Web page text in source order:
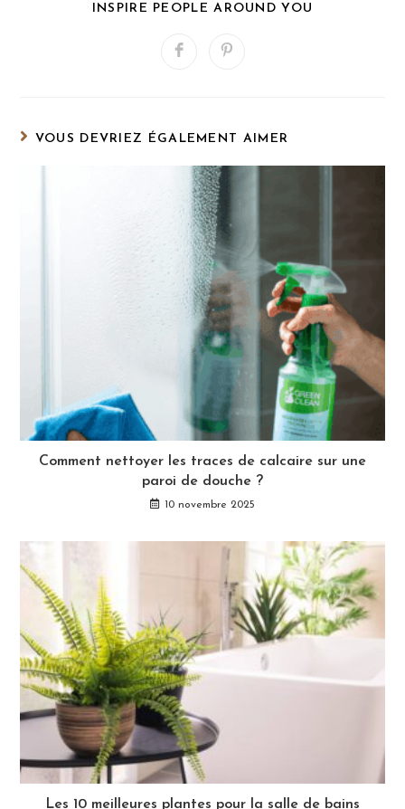
INSPIRE PEOPLE AROUND YOU
Ouvrir
Ouvrir
VOUS DEVRIEZ ÉGALEMENT AIMER
Comment nettoyer les traces de calcaire sur une
paroi de douche ?
10 novembre 2025
Les 10 meilleures plantes pour la salle de bains